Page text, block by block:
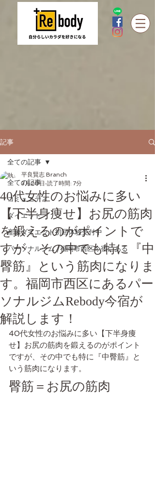
記事
全ての記事
コミュニティ
ダイエット
産後ダイエット初回体験受付中
パーソナルジム /福岡市西区今宿にある
全ての記事
40代女性のお悩みに多い
【下半身痩せ】お尻の筋肉
を鍛えるのがポイントで
すが、その中でも特に『中
臀筋』という筋肉になりま
す。福岡市西区にあるパー
ソナルジムRebody今宿が
解説します！
平良賢志 Branch
3月20日 読了時間: 7分
40代女性のお悩みに多い【下半身痩
せ】お尻の筋肉を鍛えるのがポイント
ですが、その中でも特に『中臀筋』と
いう筋肉になります。
臀筋＝お尻の筋肉